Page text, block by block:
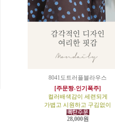
8041도트러플블라우스
[주문짱-인기폭주]
컬러배색감이 세련되게
가볍고 시원하고 구김없이
28,000원